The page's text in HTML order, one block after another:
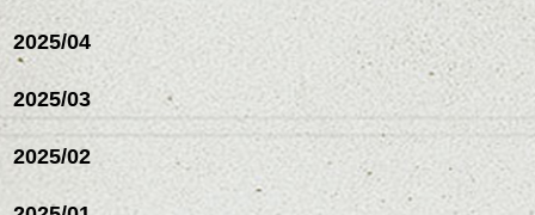
2025/04
2025/03
2025/02